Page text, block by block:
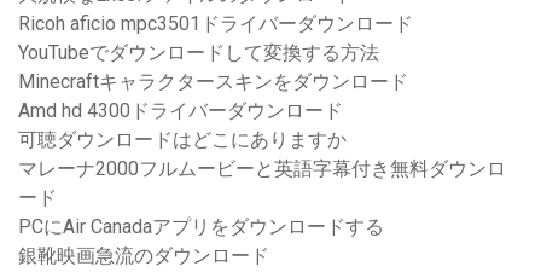
Ricoh aficio mpc3501ドライバーダウンロード
YouTubeでダウンロードして変換する方法
Minecraftキャラクタースキンをダウンロード
Amd hd 4300ドライバーダウンロード
可聴ダウンロードはどこにありますか
マレーナ2000フルムービーと英語字幕付き無料ダウンロ
ード
PCにAir Canadaアプリをダウンロードする
銀靴映画急流のダウンロード